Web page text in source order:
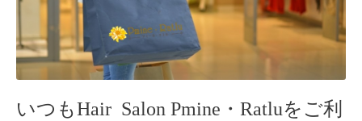
いつもHair Salon Pmine・Ratluをご利